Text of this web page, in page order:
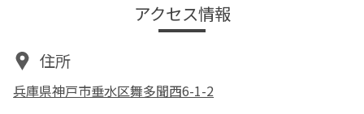
アクセス情報
住所
兵庫県神戸市垂水区舞多聞西6-1-2